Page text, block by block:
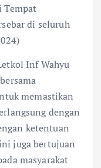
Tempat
di seluruh
Inf Wahyu
memastikan
dengan
ketentuan
juga bertujuan
masyarakat